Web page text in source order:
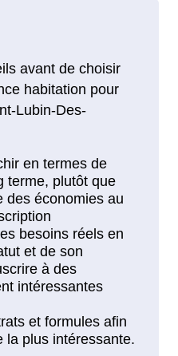
avant de choisir
habitation pour
Lubin-Des-